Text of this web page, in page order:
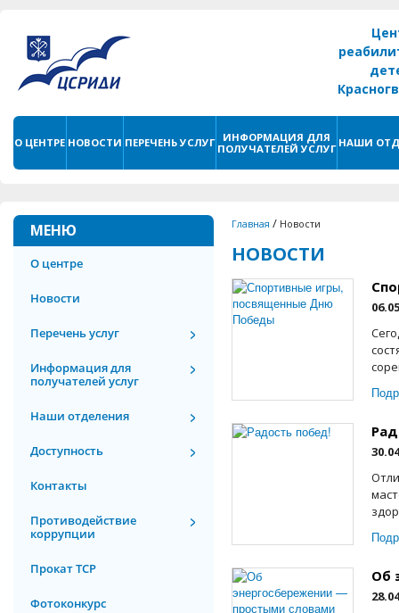
О ЦЕНТРЕ НОВОСТИ ПЕРЕЧЕНЬ УСЛУГ
ИНФОРМАЦИЯ ДЛЯ
ПОЛУЧАТЕЛЕЙ УСЛУГ НАШИ
МЕНЮ
О центре
Новости
Перечень услуг
Информация для
получателей услуг
Наши отделения
Доступность
Контакты
Противодействие
коррупции
Прокат ТСР
Фотоконкурс
Главная / Новости
НОВОСТИ
Об